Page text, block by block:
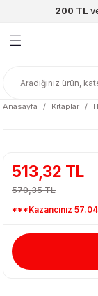
200 TL
& Matara
Anasayfa
Kitaplar
513,32 TL
570,35 TL
***Kazancınız